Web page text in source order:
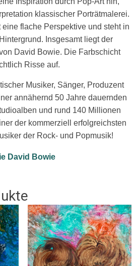
klassischer Porträtmalerei.
flache Perspektive und steht in
Insgesamt liegt der
David Bowie. Die Farbschicht
Risse auf.
Musiker, Sänger, Produzent
annähernd 50 Jahre dauernden
und rund 140 Millionen
der kommerziell erfolgreichsten
der Rock- und Popmusik!
David Bowie